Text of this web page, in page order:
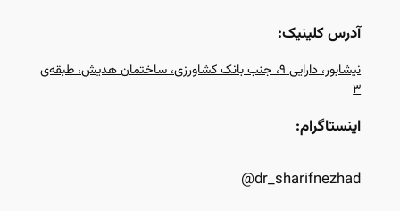
آدرس کلینیک:
نیشابور، دارایی ۹، جنب بانک کشاورزی، ساختمان هدیش، طبقه‌ی
۳
اینستاگرام:
dr_sharifnezhad@